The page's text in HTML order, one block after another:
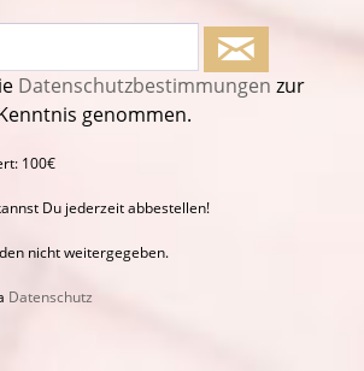
Datenschutzbestimmungen zur
genommen.
100€
Du jederzeit abbestellen!
nicht weitergegeben.
Datenschutz